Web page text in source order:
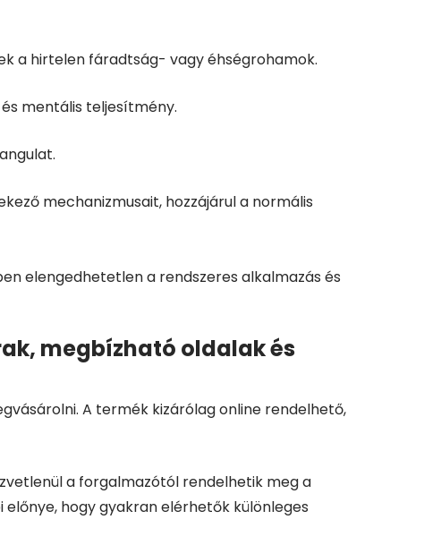
a hirtelen fáradtság- vagy éhségrohamok.
mentális teljesítmény.
mechanizmusait, hozzájárul a normális
elengedhetetlen a rendszeres alkalmazás és
megbízható oldalak és
A termék kizárólag online rendelhető,
a forgalmazótól rendelhetik meg a
hogy gyakran elérhetők különleges